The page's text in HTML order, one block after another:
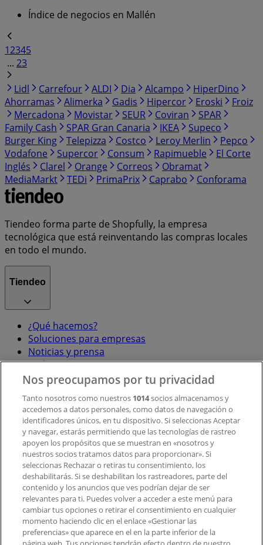
Índice de negocios en Mallén
12345
... 23
Lidl
Carrefour ALDI Dia Alcampo
HiperDino
Ahorramas
Alimerka Gadis Hipercor Eroski
Froiz
Mercadona
Movistar SEUR Coviran
SPAR
Family Cash
SPAR Gran Canaria IKEA
Supeco
Burger King
Telepizza Costco Leroy Merlin
Pepco
Vodafone
Supercor Consum Rapimueble
El Corte
Inglés
Clarel Orange Correos
Obramat
MediaMarkt
TEDi PrimaPrix Caprabo Conforama
Tiendeo forma parte de Shopfully, la empresa
tecnológica que está reinventando las compras locales
en todo el mundo.
Tiendeo
¿Qué hacemos?
Soluciones para empresas
Noticias y prensa
Trabaja con nosotros
Contacto
Contacto comercial y de marketing
Tienda mal colocada en el mapa
Notificar un folleto
¿Encontraste un problema en la web o en la
aplicación?
Índices
Nos preocupamos por tu privacidad
Tanto nosotros como nuestros 1014socios almacenamos y
accedemos a datos personales, como datos de navegación o
identificadores únicos, en tu dispositivo. Si seleccionas Aceptar
y navegar, estarás permitiendo que las tecnologías de rastreo
apoyen los propósitos que se muestran en «nosotros y
nuestros socios tratamos datos para proporcionar». Si
seleccionas Rechazar o retiras tu consentimiento, los
deshabilitarás. Si se deshabilitan los rastreadores, parte del
contenido y los anuncios que ves podrían dejar de ser
relevantes para ti. Puedes volver a acceder a este menú para
cambiar tus opciones o retirar el consentimiento en cualquier
momento haciendo clic en el enlace «Gestionar las
preferencias» que aparece en el en la parte inferior de la